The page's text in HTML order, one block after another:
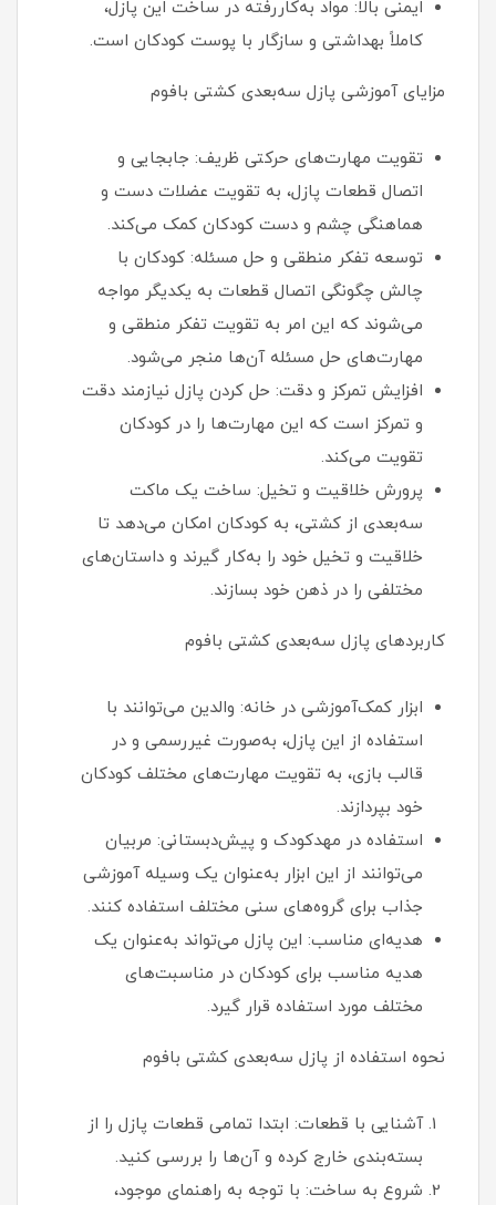
ایمنی بالا: مواد به‌کاررفته در ساخت این پازل،
کاملاً بهداشتی و سازگار با پوست کودکان است.
مزایای آموزشی پازل سه‌بعدی کشتی بافوم
تقویت مهارت‌های حرکتی ظریف: جابجایی و
اتصال قطعات پازل، به تقویت عضلات دست و
هماهنگی چشم و دست کودکان کمک می‌کند.
توسعه تفکر منطقی و حل مسئله: کودکان با
چالش چگونگی اتصال قطعات به یکدیگر مواجه
می‌شوند که این امر به تقویت تفکر منطقی و
مهارت‌های حل مسئله آن‌ها منجر می‌شود.
افزایش تمرکز و دقت: حل کردن پازل نیازمند دقت
و تمرکز است که این مهارت‌ها را در کودکان
تقویت می‌کند.
پرورش خلاقیت و تخیل: ساخت یک ماکت
سه‌بعدی از کشتی، به کودکان امکان می‌دهد تا
خلاقیت و تخیل خود را به‌کار گیرند و داستان‌های
مختلفی را در ذهن خود بسازند.
کاربردهای پازل سه‌بعدی کشتی بافوم
ابزار کمک‌آموزشی در خانه: والدین می‌توانند با
استفاده از این پازل، به‌صورت غیررسمی و در
قالب بازی، به تقویت مهارت‌های مختلف کودکان
خود بپردازند.
استفاده در مهدکودک و پیش‌دبستانی: مربیان
می‌توانند از این ابزار به‌عنوان یک وسیله آموزشی
جذاب برای گروه‌های سنی مختلف استفاده کنند.
هدیه‌ای مناسب: این پازل می‌تواند به‌عنوان یک
هدیه مناسب برای کودکان در مناسبت‌های
مختلف مورد استفاده قرار گیرد.
نحوه استفاده از پازل سه‌بعدی کشتی بافوم
آشنایی با قطعات: ابتدا تمامی قطعات پازل را از
بسته‌بندی خارج کرده و آن‌ها را بررسی کنید.
شروع به ساخت: با توجه به راهنمای موجود،